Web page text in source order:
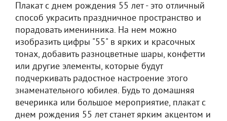
Плакат с днем рождения 55 лет - это отличный
способ украсить праздничное пространство и
порадовать именинника. На нем можно
изобразить цифры "55" в ярких и красочных
тонах, добавить разноцветные шары, конфетти
или другие элементы, которые будут
подчеркивать радостное настроение этого
знаменательного юбилея. Будь то домашняя
вечеринка или большое мероприятие, плакат с
днем рождения 55 лет станет ярким акцентом и